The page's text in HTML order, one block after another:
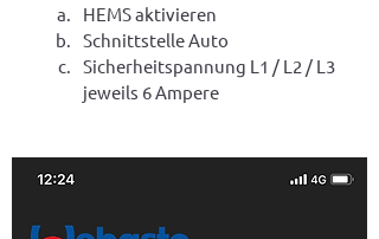
HEMS aktivieren
Schnittstelle Auto
Sicherheitspannung L1 / L2 / L3
jeweils 6 Ampere